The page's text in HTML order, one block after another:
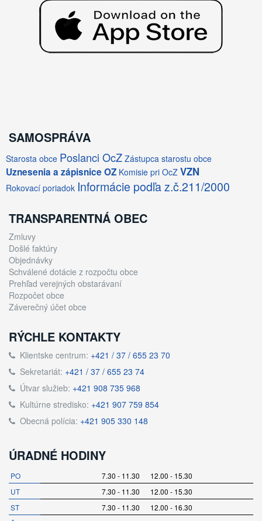
SAMOSPRÁVA
Starosta obce Poslanci OcZ Zástupca starostu obce
Uznesenia a zápisnice OZ Komisie pri OcZ VZN
Rokovací poriadok Informácie podľa z.č.211/2000
TRANSPARENTNÁ OBEC
Zmluvy
Došlé faktúry
Objednávky
Schválené dotácie z rozpočtu obce
Prehľad verejných obstarávaní
Rozpočet obce
Záverečný účet obce
RÝCHLE KONTAKTY
Klientske centrum: +421 / 37 / 655 23 70
Sekretariát: +421 / 37 / 655 23 74
Útvar služieb: +421 908 735 968
Kultúrne stredisko: +421 907 759 854
Obecná polícia: +421 905 330 148
ÚRADNÉ HODINY
PO
7.30 - 11.30 12.00 - 15.30
UT
7.30 - 11.30 12.00 - 15.30
ST
7.30 - 11.30 12.00 - 16.30